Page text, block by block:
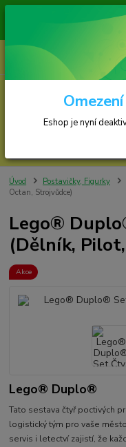
Úvod Postavičky, Figurky
Octan, Strojvůdce)
Lego®
(Dělník,
Akce
Lego® Duplo®
Tato sestava čtyř poctivých
logistický tým pro vaše
servis i letectví zajistí, že
Eshop je nyní